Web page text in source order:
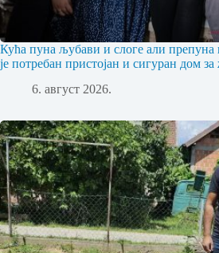
Кућа пуна љубави и слоге али препуна
је потребан пристојан и сигуран дом
6. август 2026.